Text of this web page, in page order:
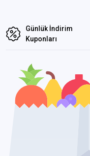
Günlük İndirim
Kuponları